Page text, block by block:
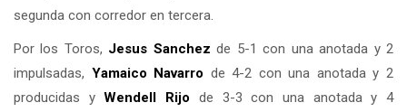
segunda con corredor en tercera.
Por los Toros, Jesus Sanchez de 5-1 con una anotada y 2
impulsadas, Yamaico Navarro de 4-2 con una anotada y 2
producidas yWendell Rijo de 3-3 con una anotada y 4